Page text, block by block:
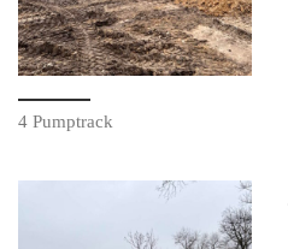
4 Pumptrack